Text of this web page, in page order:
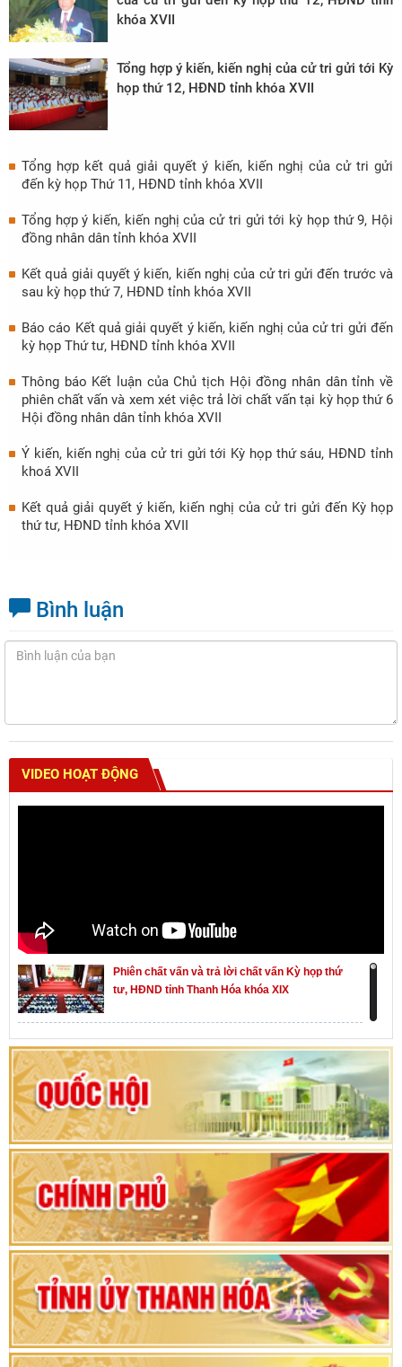
khóa XVII
Tổng hợp ý kiến, kiến nghị của cử tri gửi tới Kỳ
họp thứ 12, HĐND tỉnh khóa XVII
Tổng hợp kết quả giải quyết ý kiến, kiến nghị của cử tri gửi
đến kỳ họp Thứ 11, HĐND tỉnh khóa XVII
Tổng hợp ý kiến, kiến nghị của cử tri gửi tới kỳ họp thứ 9, Hội
đồng nhân dân tỉnh khóa XVII
Kết quả giải quyết ý kiến, kiến nghị của cử tri gửi đến trước và
sau kỳ họp thứ 7, HĐND tỉnh khóa XVII
Báo cáo Kết quả giải quyết ý kiến, kiến nghị của cử tri gửi đến
kỳ họp Thứ tư, HĐND tỉnh khóa XVII
Thông báo Kết luận của Chủ tịch Hội đồng nhân dân tỉnh về
phiên chất vấn và xem xét việc trả lời chất vấn tại kỳ họp thứ 6
Hội đồng nhân dân tỉnh khóa XVII
Ý kiến, kiến nghị của cử tri gửi tới Kỳ họp thứ sáu, HĐND tỉnh
khoá XVII
Kết quả giải quyết ý kiến, kiến nghị của cử tri gửi đến Kỳ họp
thứ tư, HĐND tỉnh khóa XVII
Bình luận
VIDEO HOẠT ĐỘNG
Phiên chất vấn và trả lời chất vấn Kỳ họp thứ
tư, HĐND tỉnh Thanh Hóa khóa XIX
Khai mạc kỳ họp thứ Nhất, Quốc hội khóa XVI
Hướng dẫn quy trình bỏ phiếu bầu cử ĐBQH
khoá XVI và đại biểu HĐND các cấp nhiệm kỳ
2026-2031
80 năm Quốc hội Việt Nam: vì lợi ích Nhân dân,
vì sự phát triển của đất nước
Bộ Chính trị duyệt nội dung Đại hội đại biểu
Đảng bộ tỉnh Thanh Hóa lần thứ XX, nhiệm kỳ
2025 - 2030
Đại hội đại biểu Đảng bộ xã Yên Thọ lần thứ I,
nhiệm kỳ 2025 – 2030